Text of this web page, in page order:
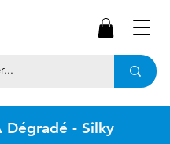
Dégradé - Silky